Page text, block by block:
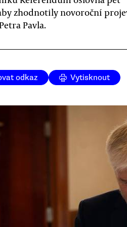
zhodnotily novoroční
Pavla.
odkaz Vytisknout